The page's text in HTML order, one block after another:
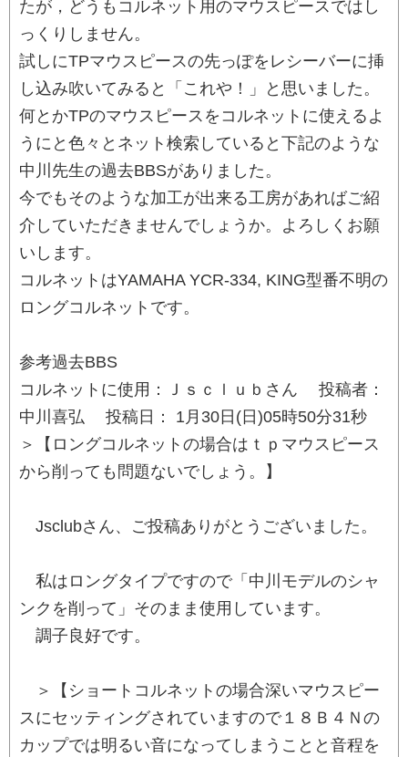
たが，どうもコルネット用のマウスピースではし
っくりしません。
試しにTPマウスピースの先っぽをレシーバーに挿
し込み吹いてみると「これや！」と思いました。
何とかTPのマウスピースをコルネットに使えるよ
うにと色々とネット検索していると下記のような
中川先生の過去BBSがありました。
今でもそのような加工が出来る工房があればご紹
介していただきませんでしょうか。よろしくお願
いします。
コルネットはYAMAHA YCR-334, KING型番不明の
ロングコルネットです。
参考過去BBS
コルネットに使用：Ｊｓｃｌｕｂさん 投稿者：
中川喜弘 投稿日： 1月30日(日)05時50分31秒
＞【ロングコルネットの場合はｔｐマウスピース
から削っても問題ないでしょう。】
Jsclubさん、ご投稿ありがとうございました。
私はロングタイプですので「中川モデルのシャ
ンクを削って」そのまま使用しています。
調子良好です。
＞【ショートコルネットの場合深いマウスピー
スにセッティングされていますので１８Ｂ４Ｎの
カップでは明るい音になってしまうことと音程を